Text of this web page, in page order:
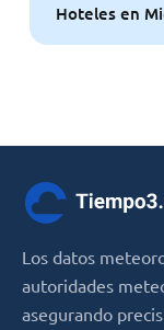
Hoteles en
Los datos
autoridades
asegurando